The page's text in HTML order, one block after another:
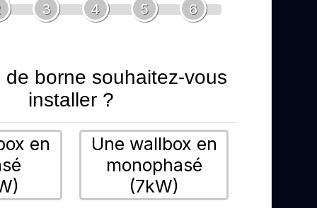
3 4 5 6
de borne souhaitez-vous
installer ?
en
Une wallbox en
monophasé
(7kW)